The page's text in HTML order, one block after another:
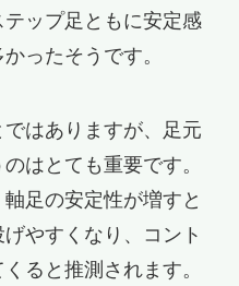
ップ足ともに安定感
ったそうです。
はありますが、足元
はとても重要です。
足の安定性が増すと
やすくなり、コント
ると推測されます。